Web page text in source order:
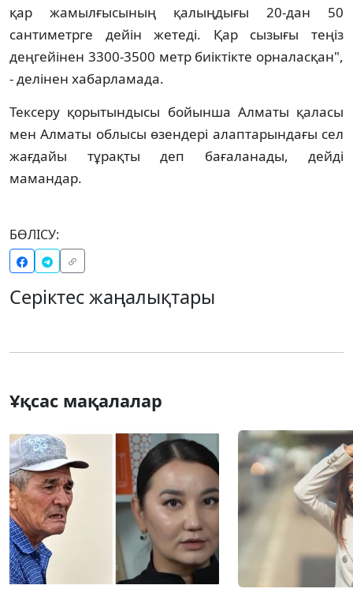
қар жамылғысының қалыңдығы 20-дан 50
сантиметрге дейін жетеді. Қар сызығы теңіз
деңгейінен 3300-3500 метр биіктікте орналасқан",
- делінен хабарламада.
Тексеру қорытындысы бойынша Алматы қаласы
мен Алматы облысы өзендері алаптарындағы сел
жағдайы тұрақты деп бағаланады, дейді
мамандар.
БӨЛІСУ:
Серіктес жаңалықтары
Ұқсас мақалалар